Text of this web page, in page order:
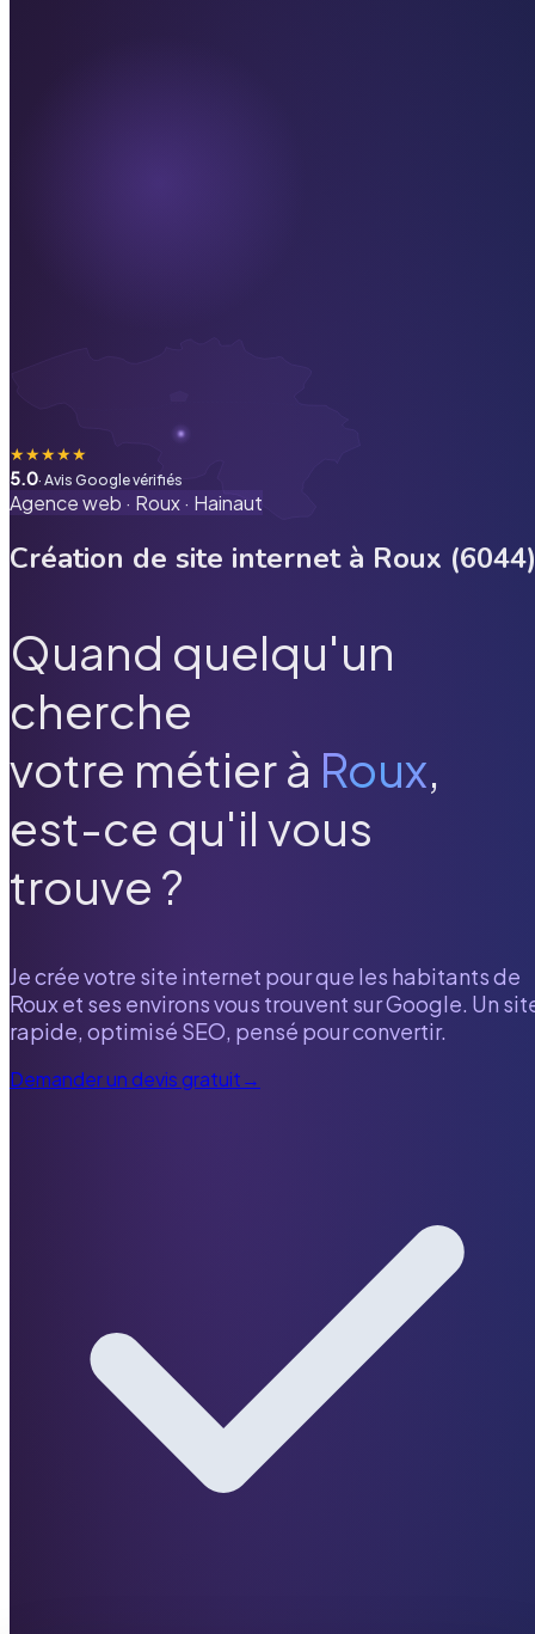
★★★★★
5.0· Avis Google vérifiés
Agence web · Roux· Hainaut
Création de site internet à Roux (6044)
Quand quelqu'un
cherche
votre métier à Roux,
est-ce qu'il vous
trouve ?
Je crée votre site internet pour que les habitants de
Rouxet ses environs vous trouvent sur Google. Un
rapide, optimisé SEO, pensé pour convertir.
Demander un devis gratuit→